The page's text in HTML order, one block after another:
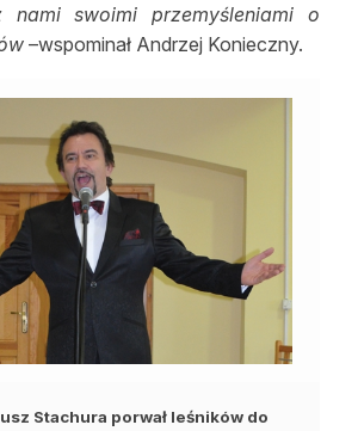
nami swoimi przemyśleniami o
–wspominał Andrzej Konieczny.
Stachura porwał leśników do